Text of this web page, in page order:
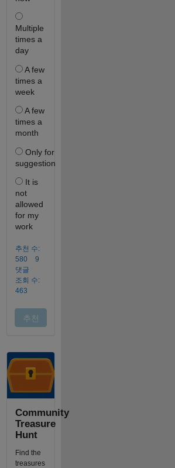
Community
Treasure
Hunt
Find the
treasures